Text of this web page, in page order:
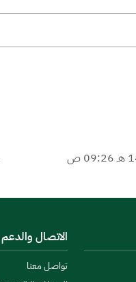
الاتصال والدعم
تواصل معنا